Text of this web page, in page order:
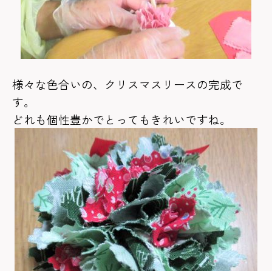
様々な色合いの、クリスマスリースの完成で
す。
どれも個性豊かでとってもきれいですね。